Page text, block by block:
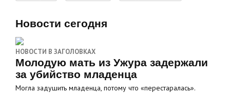
Новости сегодня
НОВОСТИ В ЗАГОЛОВКАХ
Молодую мать из Ужура задержали
за убийство младенца
Могла задушить младенца, потому что «перестаралась».